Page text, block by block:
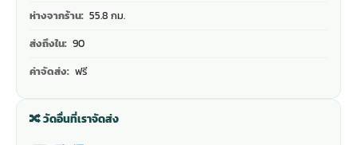
ห่างจากร้าน: 55.8 กม.
ส่งถึงใน: 90
ค่าจัดส่ง: ฟรี
🔀 วัดอื่นที่เราจัดส่ง